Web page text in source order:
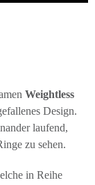
Weightless
Design.
laufend,
zu sehen.
in Reihe